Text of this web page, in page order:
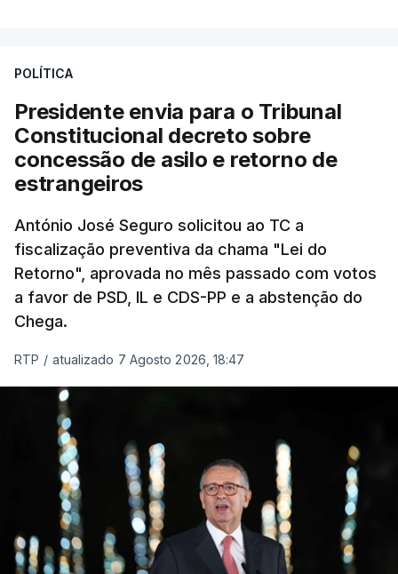
sistema mais simples, mais justo e transparente".
"Sempre que seja possível reduzir burocracias,
eliminar sobreposições e garantir que os apoios
chegam a quem mais necessita, estaremos a dar
um passo na direção certa", argumenta o
Presidente da República.
Assegurar que "ninguém é
prejudicado"
O Preisdente deixa, no entanto, deixa alguns
avisos:uma reforma desta dimensão "deve ter
como primeiro critério a proteção das pessoas"
e "nenhum processo de simplificação pode
traduzir-se numa diminuição da proteção
social".
António José Seguro vinca que se
deverá
POLÍTICA
Presidente envia para o Tribunal
Constitucional decreto sobre
concessão de asilo e retorno de
estrangeiros
António José Seguro solicitou ao TC a
fiscalização preventiva da chama "Lei do
Retorno", aprovada no mês passado com votos
a favor de PSD, IL e CDS-PP e a abstenção do
Chega.
RTP / atualizado 7 Agosto 2026, 18:47